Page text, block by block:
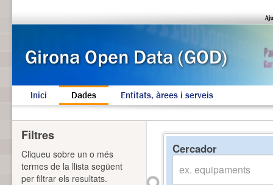
Inici Dades Entitats, àrees i serveis
Cercador
Filtres
Cliqueu sobre un o més
termes de la llista següent
per filtrar els resultats.